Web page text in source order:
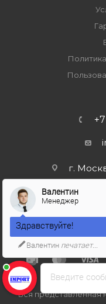
г.
2026 ©
Вся представленная
Введите
Валентин
Менеджер
Здравствуйте!
Валентин печатает...